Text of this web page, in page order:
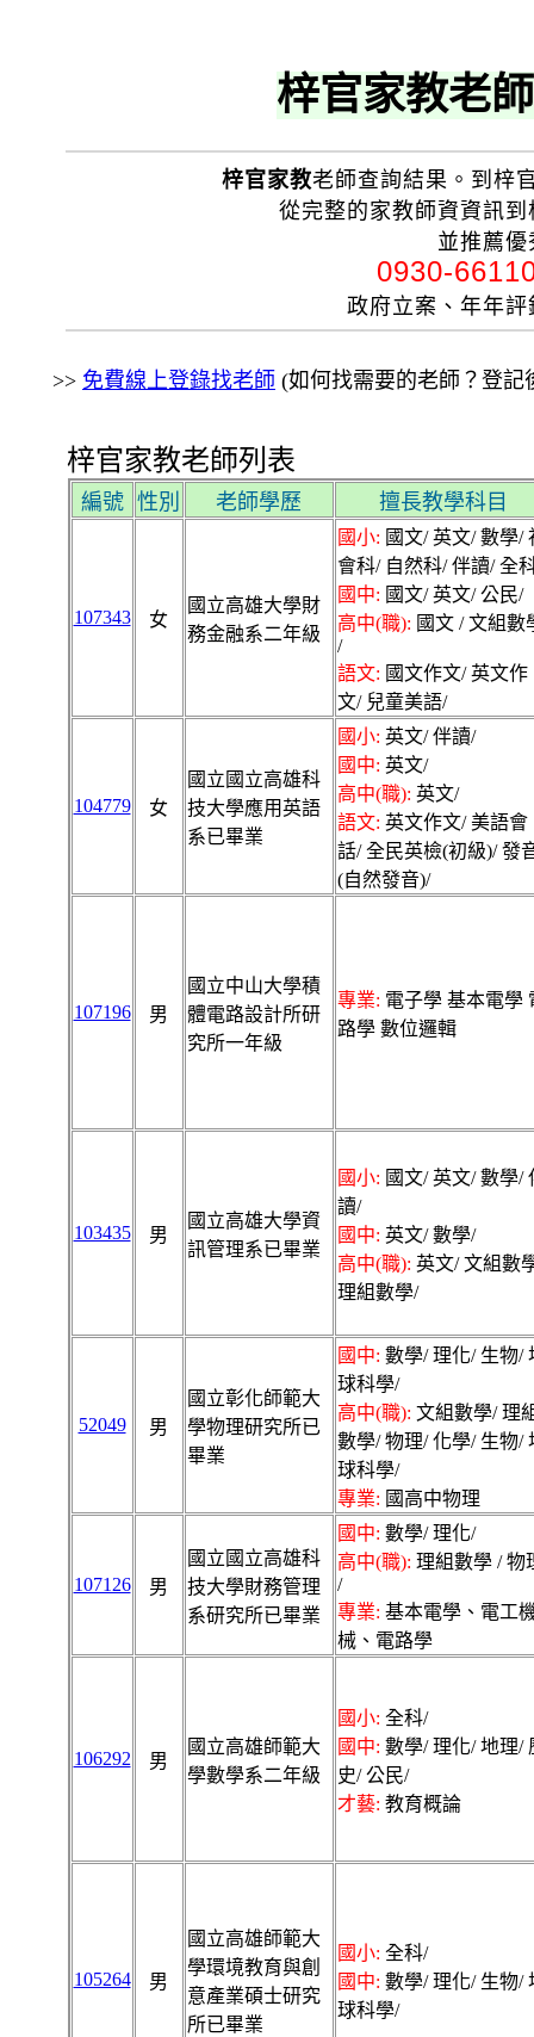
梓官家教老
梓官家教老師查詢結果。到梓
從完整的家教師資資訊
並推薦
0930-
政府立案、年年
>> 免費線上登錄找老師 (如何找需要的老師？登記
梓官家教老師列表
編號 性別 老師學歷 擅長教學科目
107343 女
國立高雄大學財
務金融系二年級
國小: 國文/ 英文/ 數學/
會科/ 自然科/ 伴讀/ 全
國中: 國文/ 英文/ 公民/
高中(職): 國文 / 文組數
/
語文: 國文作文/ 英文作
文/ 兒童美語/
104779 女
國立國立高雄科
技大學應用英語
系已畢業
國小: 英文/ 伴讀/
國中: 英文/
高中(職): 英文/
語文: 英文作文/ 美語會
話/ 全民英檢(初級)/ 發
(自然發音)/
107196 男
國立中山大學積
體電路設計所研
究所一年級
專業: 電子學 基本電學
路學 數位邏輯
103435 男
國立高雄大學資
訊管理系已畢業
國小: 國文/ 英文/ 數學/
讀/
國中: 英文/ 數學/
高中(職): 英文/ 文組數
理組數學/
52049 男
國立彰化師範大
學物理研究所已
畢業
國中: 數學/ 理化/ 生物/
球科學/
高中(職): 文組數學/ 理
數學/ 物理/ 化學/ 生物/
球科學/
專業: 國高中物理
107126 男
國立國立高雄科
技大學財務管理
系研究所已畢業
國中: 數學/ 理化/
高中(職): 理組數學 / 物
/
專業: 基本電學、電工
械、電路學
106292 男
國立高雄師範大
學數學系二年級
國小: 全科/
國中: 數學/ 理化/ 地理/
史/ 公民/
才藝: 教育概論
105264 男
國立高雄師範大
學環境教育與創
意產業碩士研究
所已畢業
國小: 全科/
國中: 數學/ 理化/ 生物/
球科學/